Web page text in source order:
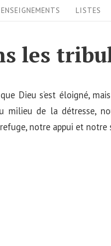
ENSEIGNEMENTS LISTES
les
Dieu s’est éloigné,
milieu de la détresse,
notre appui et notre